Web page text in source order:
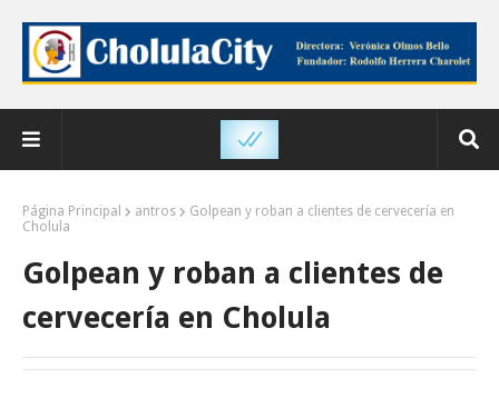
Página Principal antros
Golpean y roban a clientes de cervecería en
Cholula
Golpean y roban a clientes de
cervecería en Cholula